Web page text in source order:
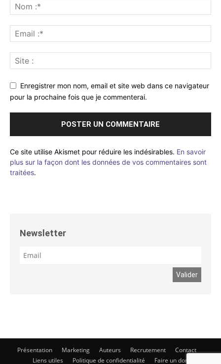
Enregistrer mon nom, email et site web dans ce navigateur
pour la prochaine fois que je commenterai.
Ce site utilise Akismet pour réduire les indésirables. En savoir
plus sur la façon dont les données de vos commentaires sont
traitées.
Newsletter
Présentation Marketing Auteurs Recrutement
Contact
Liens utiles
Politique de confidentialité Faire un don